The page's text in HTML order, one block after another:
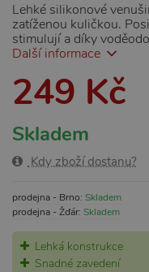
Lehké silikonové
zatíženou kuličkou.
stimulují a díky
Další informace
249 Kč
Skladem
Kdy zboží dostanu?
prodejna - Brno: Skladem
prodejna - Žďár: Skladem
Lehká konstrukce
Snadné zavedení